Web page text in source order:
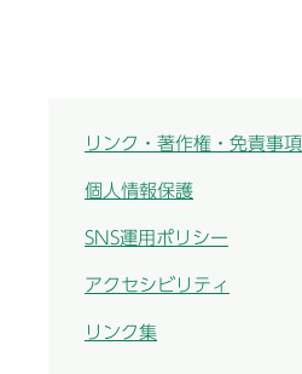
リンク・著作権・免責事項
個人情報保護
SNS運用ポリシー
アクセシビリティ
リンク集